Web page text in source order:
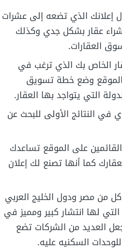
الذي تضعه إلى عشرات
عقار بشكل جدي وكذلك
العقارات.
الخاص بك الذي ترغب في
الموقع وضع خطة تسويق
التي يتواجد بها العقار.
النتائج الأولى للبحث عن
على الموقع تساعدك
كما أنها تصنع لك إعلان
من مصر ودول الخليج العربي
لها انتشار كبير ومميز في
العديد من الشركات تضع
السكنيه عليه.